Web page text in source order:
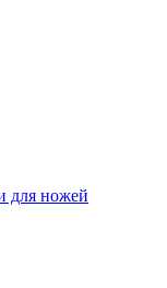
для ножей